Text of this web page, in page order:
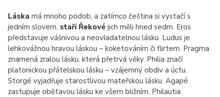
Láska má mnoho podob, a zatímco čeština si vystačí s
jedním slovem, staří Řekové jich měli hned sedm. Eros
představuje vášnivou a neovladatelnou lásku. Ludus je
lehkovážnou hravou láskou – koketováním či flirtem. Pragma
znamená zralou lásku, která přetrvá věky. Philia značí
platonickou přátelskou lásku – vzájemný obdiv a úctu.
Storgé vyjadřuje starostlivou mateřskou lásku. Agapé
zastupuje obětavou lásku ke všem bližním. Philautia